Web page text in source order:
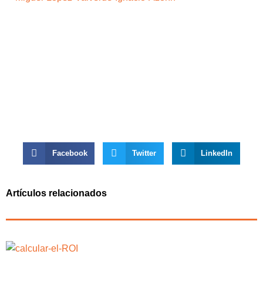
Facebook Twitter LinkedIn
Artículos relacionados